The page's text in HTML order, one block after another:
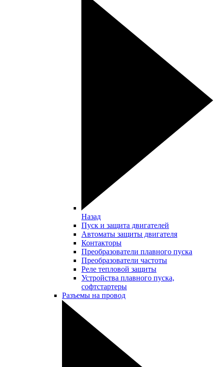
Назад
Пуск и защита двигателей
Автоматы защиты двигателя
Контакторы
Преобразователи плавного пуска
Преобразователи частоты
Реле тепловой защиты
Устройства плавного пуска,
софтстартеры
Разъемы на провод